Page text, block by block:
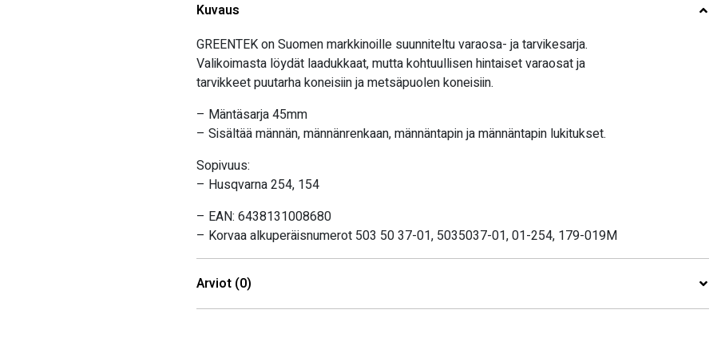
Kuvaus
GREENTEK on Suomen markkinoille suunniteltu varaosa- ja tarvikesarja.
Valikoimasta löydät laadukkaat, mutta kohtuullisen hintaiset varaosat ja
tarvikkeet puutarha koneisiin ja metsäpuolen koneisiin.
– Mäntäsarja 45mm
– Sisältää männän, männänrenkaan, männäntapin ja männäntapin lukitukset.
Sopivuus:
– Husqvarna 254, 154
– EAN: 6438131008680
– Korvaa alkuperäisnumerot 503 50 37-01, 5035037-01, 01-254, 179-019M
Arviot (0)